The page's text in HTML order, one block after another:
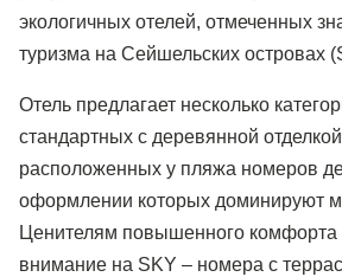
экологичных отелей, отмеченных
туризма на Сейшельских островах
Отель предлагает несколько
стандартных с деревянной
расположенных у пляжа номеров
оформлении которых доминируют
Ценителям повышенного комфорта
внимание на SKY – номера с